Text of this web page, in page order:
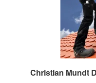
Christian Mundt